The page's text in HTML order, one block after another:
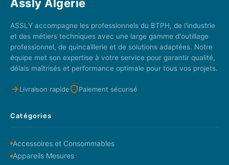
Assly Algerie
ASSLY accompagne les professionnels du BTPH, de l'industrie
et des métiers techniques avec une large gamme d'outillage
professionnel, de quincaillerie et de solutions adaptées. Notre
équipe met son expertise à votre service pour garantir qualité,
délais maîtrisés et performance optimale pour tous vos projets.
Livraison rapide Paiement sécurisé
Catégories
Accessoires et Consommables
Appareils Mesures